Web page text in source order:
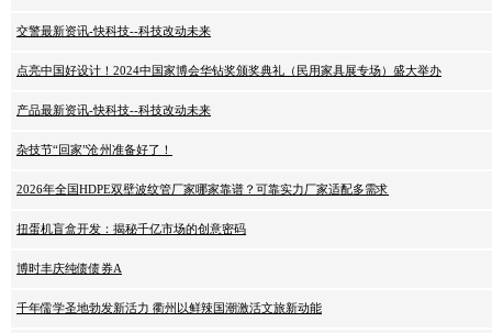
交警最新资讯-快科技--科技改动未来
点亮中国好设计！2024中国家博会华钻奖颁奖典礼（民用家具展专场）盛大举办
产品最新资讯-快科技--科技改动未来
杂技节“回家”沧州准备好了！
2026年全国HDPE双壁波纹管厂家哪家靠谱？可靠实力厂家适配多需求
扭蛋机盲盒开发：揭秘千亿市场的创意密码
博时丰庆纯债债券A
千年儒学圣地勃发新活力 衢州以鲜辣国潮激活文旅新动能